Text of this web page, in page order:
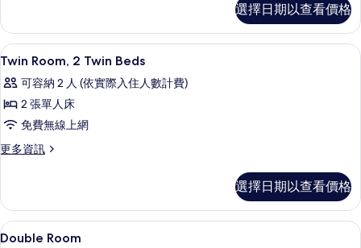
的
所
有
相
片
房,
地
面
的
詳
選擇日期以查看價格
顯
示
Twin
Room,
2
Twin
所
有
低過敏寢具、羽絨被、記憶床墊、客
6
Twin Room, 2 Twin Beds
可容納 2 人 (依實際入住人數計費)
2 張單人床
免費無線上網
更多資訊
更
2
Twin
Beds
選擇日期以查看價格
顯
低過敏寢具、羽絨被、記憶床墊、客
5
Double Room